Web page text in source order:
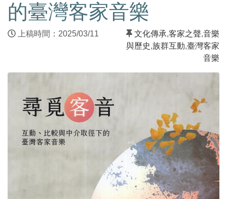
的臺灣客家音樂
上稿時間：2025/03/11 文化傳承,客家之聲,音樂
與歷史,族群互動,臺灣客家
音樂